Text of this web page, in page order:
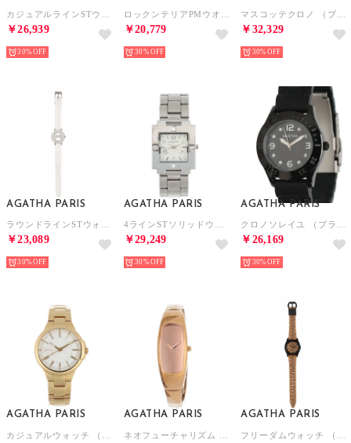
￥26,939
30%
￥20,779
30%
￥32,329
30%
AGATHA PARIS
￥23,089
30%
AGATHA PARIS
￥29,249
30%
AGATHA PARIS
￥26,169
30%
AGATHA PARIS AGATHA PARIS AGATHA PARIS